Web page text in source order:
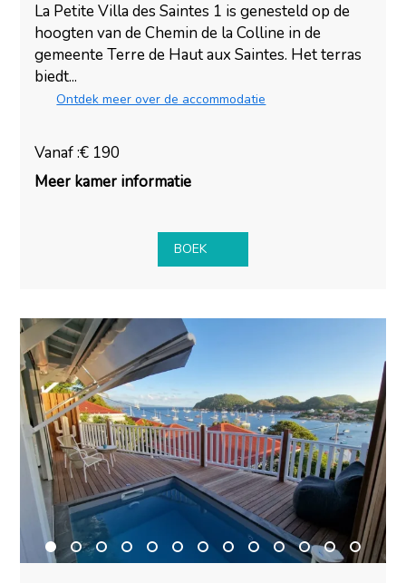
La Petite Villa des Saintes 1 is genesteld op de
hoogten van de Chemin de la Colline in de
gemeente Terre de Haut aux Saintes. Het terras
biedt...
Ontdek meer over de accommodatie
Vanaf :€ 190
Meer kamer informatie
BOEK